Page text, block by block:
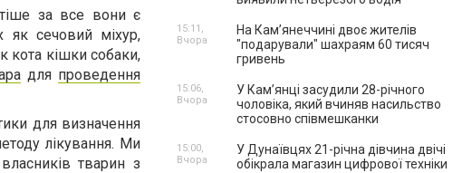
за все вони є
як сечовий міхур,
кота кішки собаки,
для проведення
для визначення
лікування. Ми
тварин з
На Камʼянеччині двоє жителів
"подарували" шахраям 60 тисяч
гривень
15:11,
Вчора
У Камʼянці засудили 28-річного
чоловіка, який вчиняв насильство
стосовно співмешканки
15:06,
Вчора
У Дунаївцях 21-річна дівчина двічі
обікрала магазин цифрової техніки
15:00,
Вчора